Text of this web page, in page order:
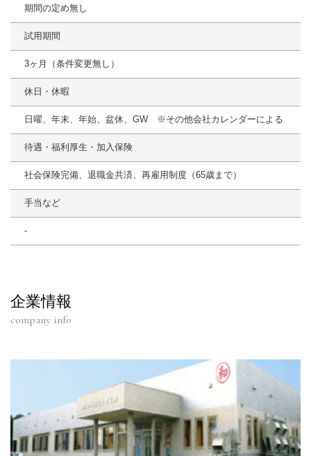
期間の定め無し
試用期間
3ヶ月（条件変更無し）
休日・休暇
日曜、年末、年始、盆休、GW ※その他会社カレンダーによる
待遇・福利厚生・加入保険
社会保険完備、退職金共済、再雇用制度（65歳まで）
手当など
-
企業情報
company info